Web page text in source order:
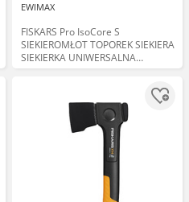
EWIMAX
FISKARS Pro IsoCore S
SIEKIEROMŁOT TOPOREK SIEKIERA
SIEKIERKA UNIWERSALNA
CIESIELSKA DO DREWNA